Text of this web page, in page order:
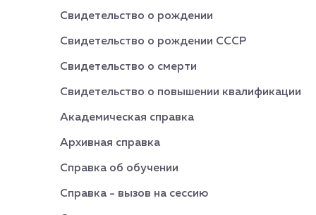
Свидетельство о рождении
Свидетельство о рождении СССР
Свидетельство о смерти
Свидетельство о повышении квалификации
Академическая справка
Архивная справка
Справка об обучении
Справка - вызов на сессию